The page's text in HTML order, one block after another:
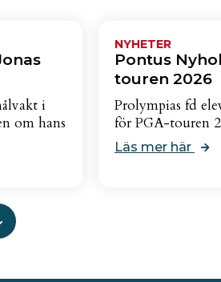
i
om hans
NYHETER
Pontus
touren 2026
Prolympias fd
för PGA-touren
Läs mer här